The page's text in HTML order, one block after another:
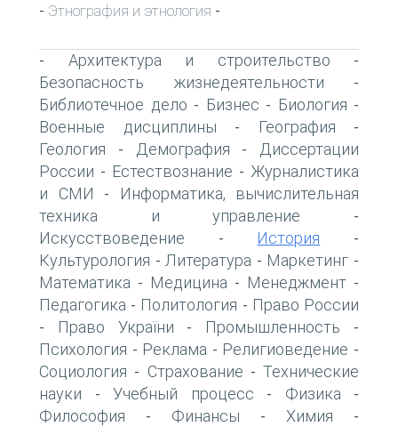
- Этнография и этнология -
- Архитектура и строительство -
Безопасность жизнедеятельности -
Библиотечное дело - Бизнес - Биология -
Военные дисциплины - География -
Геология - Демография -
Диссертации
России - Естествознание - Журналистика
и СМИ -
Информатика, вычислительная
техника и управление -
Искусствоведение - История -
Культурология - Литература - Маркетинг -
Математика - Медицина - Менеджмент -
Педагогика - Политология - Право России
- Право України - Промышленность -
Психология - Реклама - Религиоведение -
Социология - Страхование - Технические
науки - Учебный процесс - Физика -
Философия - Финансы - Химия -